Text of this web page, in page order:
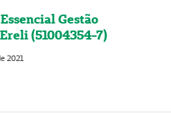
Gestão
(51004354-7)
2021